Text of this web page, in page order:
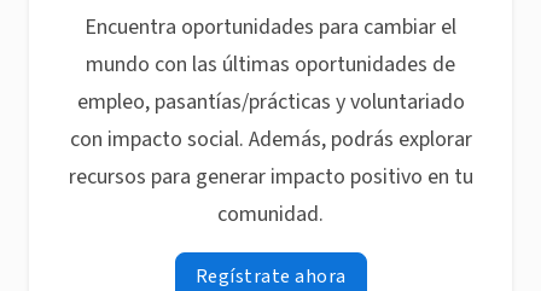
Encuentra oportunidades para cambiar el
mundo con las últimas oportunidades de
empleo, pasantías/prácticas y voluntariado
con impacto social. Además, podrás explorar
recursos para generar impacto positivo en tu
comunidad.
Regístrate ahora